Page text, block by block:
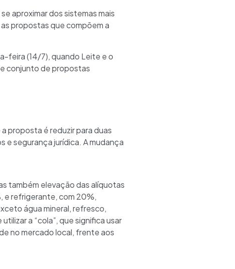
aproximar dos sistemas mais
propostas que compõem a
feira (14/7), quando Leite e o
conjunto de propostas
proposta é reduzir para duas
e segurança jurídica. A mudança
também elevação das alíquotas
e refrigerante, com 20%,
água mineral, refresco,
a “cola”, que significa usar
no mercado local, frente aos